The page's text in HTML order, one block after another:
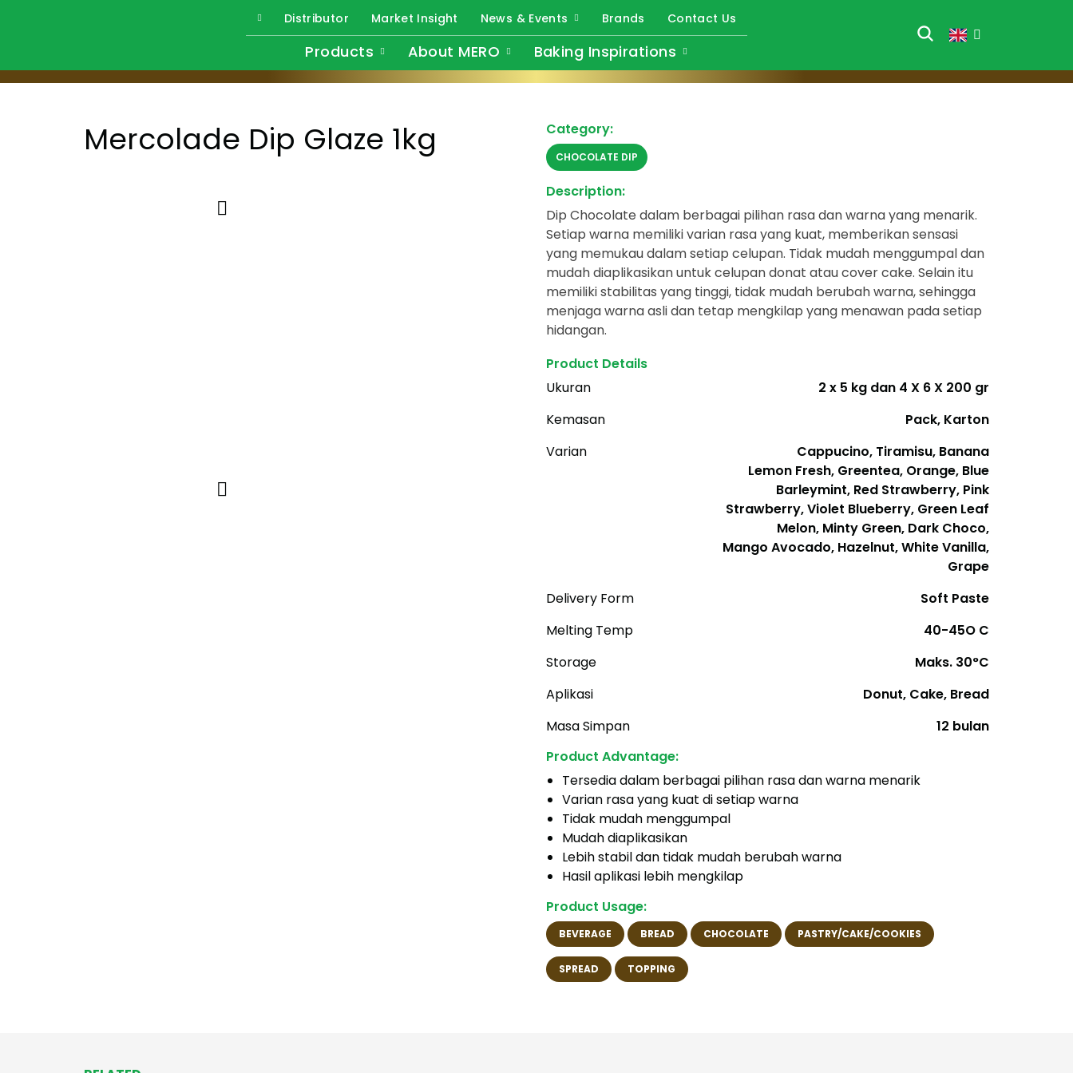
Distributor Market Insight News & Events Brands Contact Us
Products About MERO Baking Inspirations
Mercolade Dip Glaze 1kg Category:
CHOCOLATE DIP
Description:
Dip Chocolate dalam berbagai pilihan rasa dan warna yang menarik.
Setiap warna memiliki varian rasa yang kuat, memberikan sensasi
yang memukau dalam setiap celupan. Tidak mudah menggumpal dan
mudah diaplikasikan untuk celupan donat atau cover cake. Selain itu
memiliki stabilitas yang tinggi, tidak mudah berubah warna, sehingga
menjaga warna asli dan tetap mengkilap yang menawan pada setiap
hidangan.
Product Details
Ukuran
2 x 5 kg dan 4 X 6 X 200 gr
Kemasan
Pack, Karton
Varian
Cappucino, Tiramisu, Banana
Lemon Fresh, Greentea, Orange, Blue
Barleymint, Red Strawberry, Pink
Strawberry, Violet Blueberry, Green Leaf
Melon, Minty Green, Dark Choco,
Mango Avocado, Hazelnut, White Vanilla,
Grape
Delivery Form
Soft Paste
Melting Temp
40-45O C
Storage
Maks. 30°C
Aplikasi
Donut, Cake, Bread
Masa Simpan
12 bulan
Product Advantage:
Tersedia dalam berbagai pilihan rasa dan warna menarik
Varian rasa yang kuat di setiap warna
Tidak mudah menggumpal
Mudah diaplikasikan
Lebih stabil dan tidak mudah berubah warna
Hasil aplikasi lebih mengkilap
Product Usage:
BEVERAGE BREAD CHOCOLATE PASTRY/CAKE/COOKIES
SPREAD TOPPING